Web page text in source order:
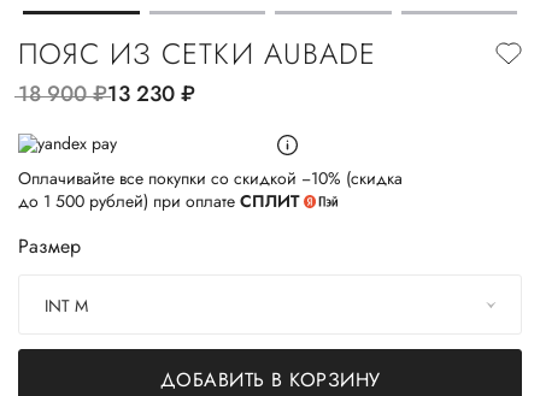
ПОЯС ИЗ СЕТКИ AUBADE
18 900руб.13 230руб.
Оплачивайте все покупки со скидкой −10% (скидка
до 1 500 рублей) при оплате СПЛИТ
Размер
INT M
ДОБАВИТЬ В КОРЗИНУ